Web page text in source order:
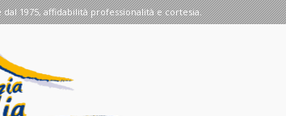
1975, affidabilità professionalità e cortesia.